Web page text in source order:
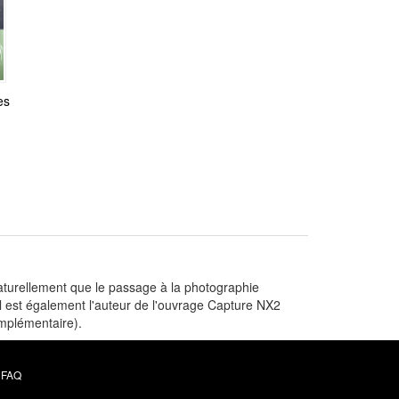
que le passage à la photographie
également l'auteur de l'ouvrage Capture NX2
FAQ